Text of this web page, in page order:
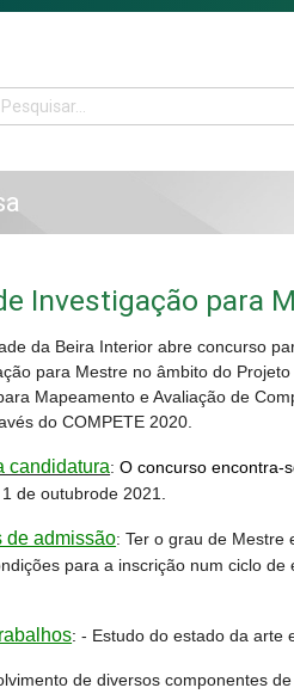
Investigação para
da Beira Interior abre concurso
para Mestre no âmbito do
Mapeamento e Avaliação de
do COMPETE 2020.
candidatura:O concurso
de outubrode 2021.
de admissão: Ter o grau de Mestre
para a inscrição num ciclo de
:- Estudo do estado da arte
de diversos componentes